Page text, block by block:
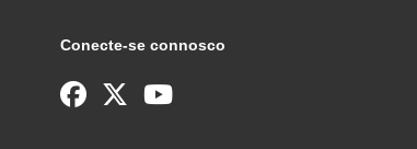
Conecte-se connosco